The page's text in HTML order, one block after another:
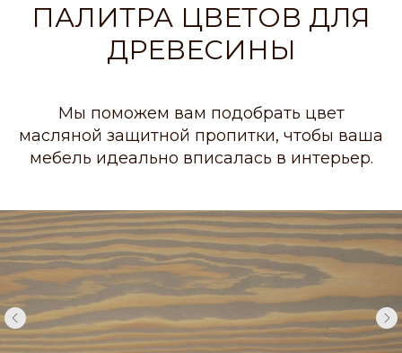
ПАЛИТРА ЦВЕТОВ ДЛЯ
ДРЕВЕСИНЫ
Мы поможем вам подобрать цвет
масляной защитной пропитки, чтобы ваша
мебель идеально вписалась в интерьер.